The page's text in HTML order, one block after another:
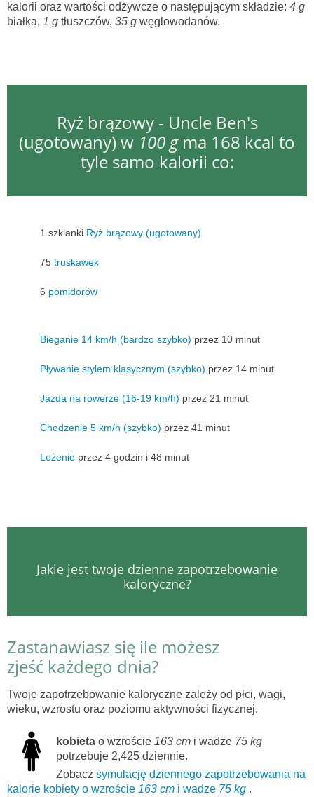
kalorii oraz wartości odżywcze o następującym składzie: 4 g
białka, 1 g tłuszczów, 35 g węglowodanów.
Ryż brązowy - Uncle Ben's
(ugotowany) w 100 gma 168 kcal to
tyle samo kalorii co:
1 szklanki Ryż brązowy (ugotowany)
75 truskawek
6 pomidorów
Bieganie 14 km/h (bardzo szybko) przez 10 minut
Pływanie stylem klasycznym (szybko) przez 14 minut
Jazda na rowerze (16-19 km/h) przez 21 minut
Chodzenie 5 km/h (szybko) przez 41 minut
Leżenie przez 4 godzin i 48 minut
Jakie jest twoje dzienne zapotrzebowanie
kaloryczne?
Zastanawiasz się ile możesz
zjeść każdego dnia?
Twoje zapotrzebowanie kaloryczne zależy od płci, wagi,
wieku, wzrostu oraz poziomu aktywności fizycznej.
kobieta o wzroście 163 cm i wadze 75 kg
potrzebuje 2,425 dziennie.
Zobacz symulację dziennego zapotrzebowania na
kalorie kobiety o wzroście 163 cm i wadze 75 kg .